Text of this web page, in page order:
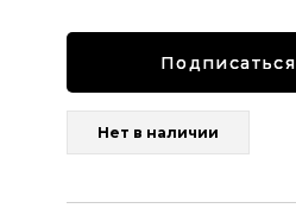
Подписаться
Нет в наличии